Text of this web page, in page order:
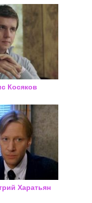
Косяков
Харатьян